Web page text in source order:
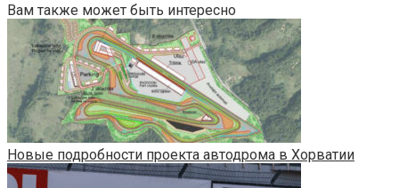
Вам также может быть интересно
Новые подробности проекта автодрома в Хорватии